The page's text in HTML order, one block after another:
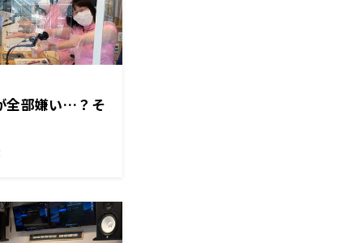
全部嫌い…？そ